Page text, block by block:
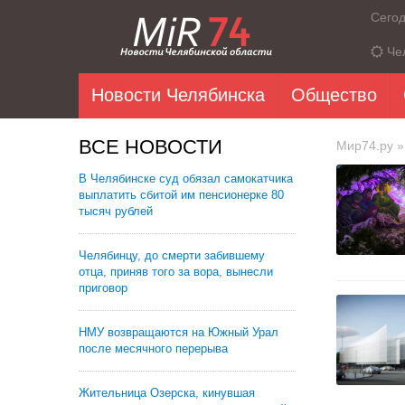
Новости Челябинска Общество
ВСЕ НОВОСТИ
В Челябинске суд обязал самокатчика
выплатить сбитой им пенсионерке 80
тысяч рублей
Челябинцу, до смерти забившему
отца, приняв того за вора, вынесли
приговор
НМУ возвращаются на Южный Урал
после месячного перерыва
Жительница Озерска, кинувшая
Мир74.ру